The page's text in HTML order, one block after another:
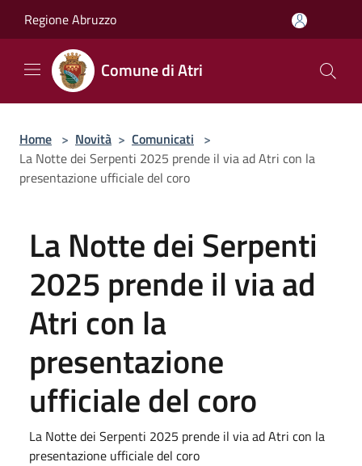
Regione Abruzzo
Comune di Atri
Home > Novità > Comunicati >
La Notte dei Serpenti 2025 prende il via ad Atri con la
presentazione ufficiale del coro
La Notte dei Serpenti
2025 prende il via ad
Atri con la
presentazione
ufficiale del coro
La Notte dei Serpenti 2025 prende il via ad Atri con la
presentazione ufficiale del coro